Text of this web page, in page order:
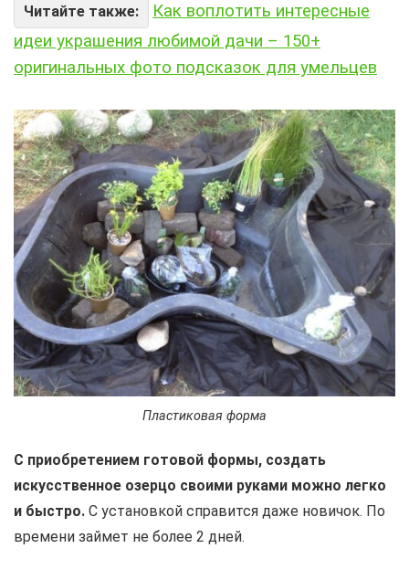
Читайте также:
Как воплотить интересные
идеи украшения любимой дачи – 150+
оригинальных фото подсказок для умельцев
Пластиковая форма
С приобретением готовой формы, создать
искусственное озерцо своими руками можно легко
и быстро. С установкой справится даже новичок. По
времени займет не более 2 дней.